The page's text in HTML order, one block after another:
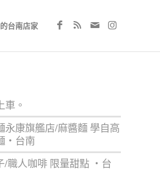
台南店家
車。
永康旗艦店/麻醬麵 學自高
‧台南
/職人咖啡 限量甜點 ‧台